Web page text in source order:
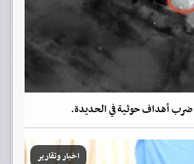
أهداف حوثية في الحديدة.
اخبار وتقارير